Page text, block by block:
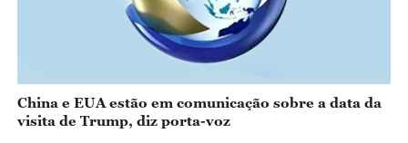
China e EUA estão em comunicação sobre a data da
visita de Trump, diz porta-voz